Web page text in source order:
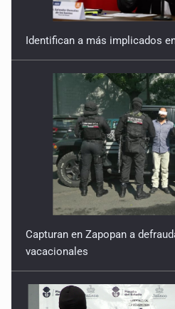
Identifican a más implicados
Capturan en Zapopan a
vacacionales